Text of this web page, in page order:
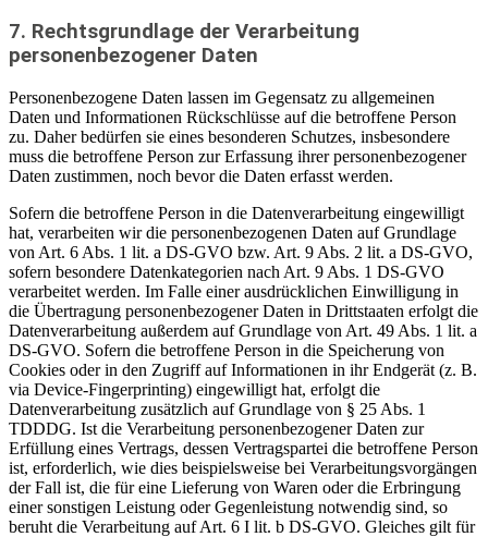
7. Rechtsgrundlage der Verarbeitung
personenbezogener Daten
Personenbezogene Daten lassen im Gegensatz zu allgemeinen
Daten und Informationen Rückschlüsse auf die betroffene Person
zu. Daher bedürfen sie eines besonderen Schutzes, insbesondere
muss die betroffene Person zur Erfassung ihrer personenbezogener
Daten zustimmen, noch bevor die Daten erfasst werden.
Sofern die betroffene Person in die Datenverarbeitung eingewilligt
hat, verarbeiten wir die personenbezogenen Daten auf Grundlage
von Art. 6 Abs. 1 lit. a DS-GVO bzw. Art. 9 Abs. 2 lit. a DS-GVO,
sofern besondere Datenkategorien nach Art. 9 Abs. 1 DS-GVO
verarbeitet werden. Im Falle einer ausdrücklichen Einwilligung in
die Übertragung personenbezogener Daten in Drittstaaten erfolgt die
Datenverarbeitung außerdem auf Grundlage von Art. 49 Abs. 1 lit. a
DS-GVO. Sofern die betroffene Person in die Speicherung von
Cookies oder in den Zugriff auf Informationen in ihr Endgerät (z. B.
via Device-Fingerprinting) eingewilligt hat, erfolgt die
Datenverarbeitung zusätzlich auf Grundlage von § 25 Abs. 1
TDDDG. Ist die Verarbeitung personenbezogener Daten zur
Erfüllung eines Vertrags, dessen Vertragspartei die betroffene Person
ist, erforderlich, wie dies beispielsweise bei Verarbeitungsvorgängen
der Fall ist, die für eine Lieferung von Waren oder die Erbringung
einer sonstigen Leistung oder Gegenleistung notwendig sind, so
beruht die Verarbeitung auf Art. 6 I lit. b DS-GVO. Gleiches gilt für